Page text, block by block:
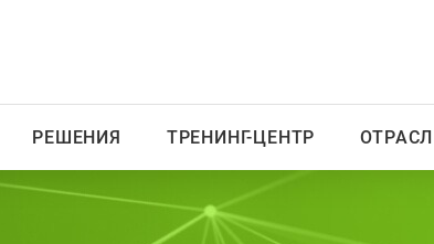
РЕШЕНИЯ ТРЕНИНГ-ЦЕНТР